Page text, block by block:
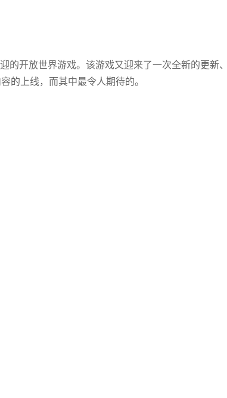
的开放世界游戏。该游戏又迎来了一次全新的更新、
的上线，而其中最令人期待的。